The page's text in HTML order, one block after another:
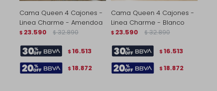
Cama Queen 4 Cajones -
Linea Charme - Amendoa
$ 23.590 $ 32.890
$ 16.513
$ 18.872
Cama Queen 4 Cajones -
Linea Charme - Blanco
$ 23.590 $ 32.890
$ 16.513
$ 18.872